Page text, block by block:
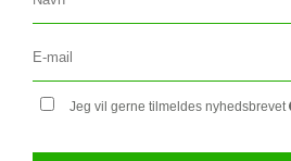
Jeg vil gerne tilmeldes nyhedsbrevet